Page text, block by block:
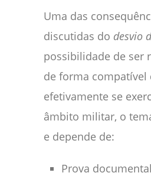
Uma das
discutidas do desvio
possibilidade de ser
de forma compatível
efetivamente se
âmbito militar, o
e depende de:
Prova